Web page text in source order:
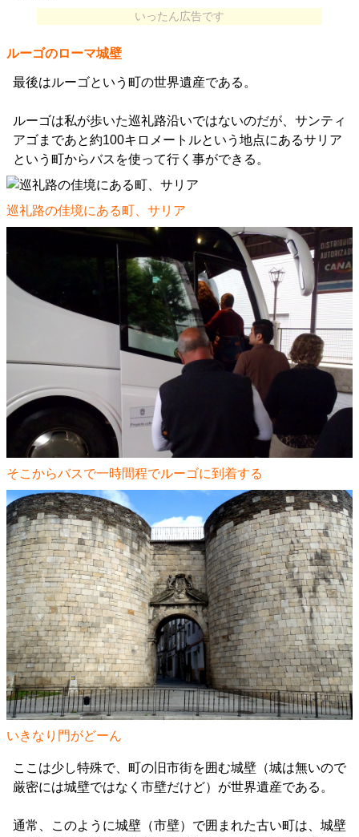
いったん広告です
ルーゴのローマ城壁
最後はルーゴという町の世界遺産である。
ルーゴは私が歩いた巡礼路沿いではないのだが、サンティ
アゴまであと約100キロメートルという地点にあるサリア
という町からバスを使って行く事ができる。
巡礼路の佳境にある町、サリア
そこからバスで一時間程でルーゴに到着する
いきなり門がどーん
ここは少し特殊で、町の旧市街を囲む城壁（城は無いので
厳密には城壁ではなく市壁だけど）が世界遺産である。
通常、このように城壁（市壁）で囲まれた古い町は、城壁